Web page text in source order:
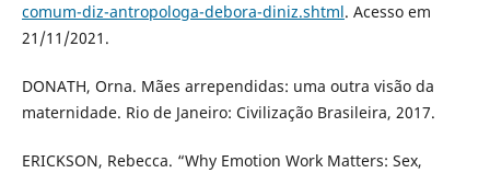
comum-diz-antropologa-debora-diniz.shtml. Acesso em
21/11/2021.
DONATH, Orna. Mães arrependidas: uma outra visão da
maternidade. Rio de Janeiro: Civilização Brasileira, 2017.
ERICKSON, Rebecca. “Why Emotion Work Matters: Sex,